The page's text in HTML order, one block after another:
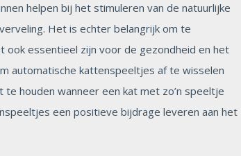
helpen bij het stimuleren van de natuurlijke
Het is echter belangrijk om te
ook essentieel zijn voor de gezondheid en het
automatische kattenspeeltjes af te wisselen
houden wanneer een kat met zo’n speeltje
een positieve bijdrage leveren aan het